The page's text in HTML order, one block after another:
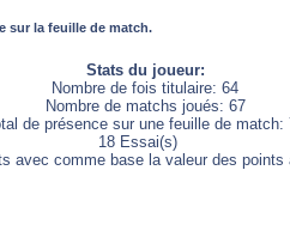
sur la feuille de match.
Stats du joueur:
Nombre de fois titulaire: 64
Nombre de matchs joués: 67
de présence sur une feuille de match:
18 Essai(s)
avec comme base la valeur des points